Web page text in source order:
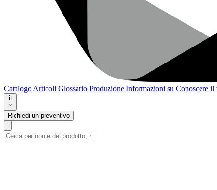
Catalogo Articoli Glossario Produzione Informazioni su Conoscere il
it
Richiedi un preventivo